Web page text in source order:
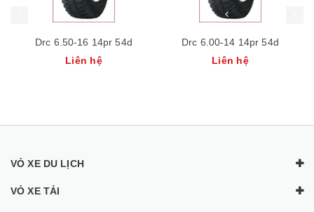
Drc 6.50-16 14pr 54d
Liên hệ
Drc 6.00-14 14pr 54d
Liên hệ
VỎ XE DU LỊCH
VỎ XE TẢI